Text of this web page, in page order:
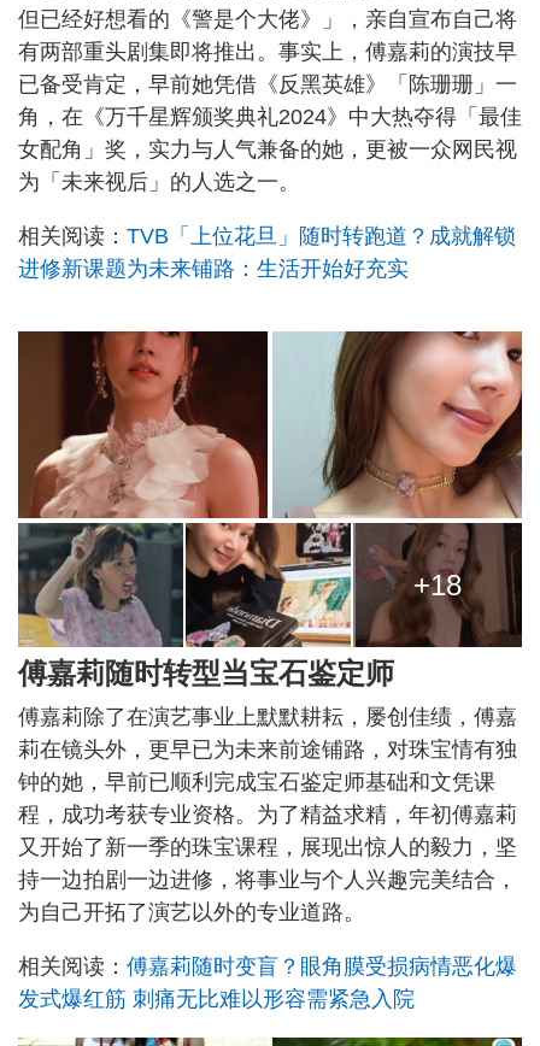
但已经好想看的《警是个大佬》」，亲自宣布自己将
有两部重头剧集即将推出。事实上，傅嘉莉的演技早
已备受肯定，早前她凭借《反黑英雄》「陈珊珊」一
角，在《万千星辉颁奖典礼2024》中大热夺得「最佳
女配角」奖，实力与人气兼备的她，更被一众网民视
为「未来视后」的人选之一。
相关阅读： TVB「上位花旦」随时转跑道？成就解锁
进修新课题为未来铺路：生活开始好充实
+18
傅嘉莉随时转型当宝石鉴定师
傅嘉莉除了在演艺事业上默默耕耘，屡创佳绩，傅嘉
莉在镜头外，更早已为未来前途铺路，对珠宝情有独
钟的她，早前已顺利完成宝石鉴定师基础和文凭课
程，成功考获专业资格。为了精益求精，年初傅嘉莉
又开始了新一季的珠宝课程，展现出惊人的毅力，坚
持一边拍剧一边进修，将事业与个人兴趣完美结合，
为自己开拓了演艺以外的专业道路。
相关阅读： 傅嘉莉随时变盲？眼角膜受损病情恶化爆
发式爆红筋 刺痛无比难以形容需紧急入院